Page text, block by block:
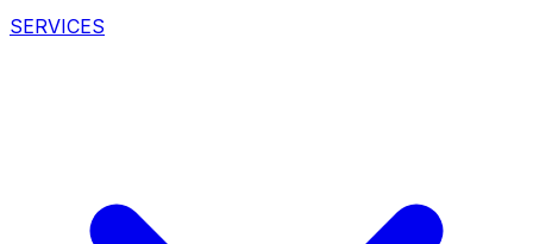
SERVICES